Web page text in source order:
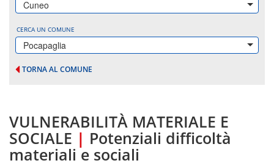
Cuneo
CERCA UN COMUNE
Pocapaglia
TORNA AL COMUNE
VULNERABILITÀ MATERIALE E
SOCIALE | Potenziali difficoltà
materiali e sociali